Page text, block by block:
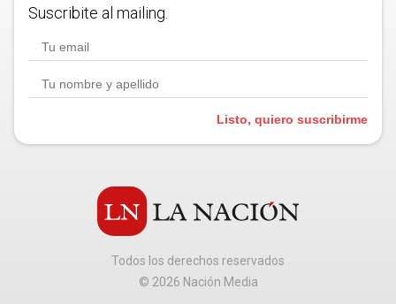
Suscribite al mailing.
Listo, quiero suscribirme
Todos los derechos reservados
© 2026 Nación Media